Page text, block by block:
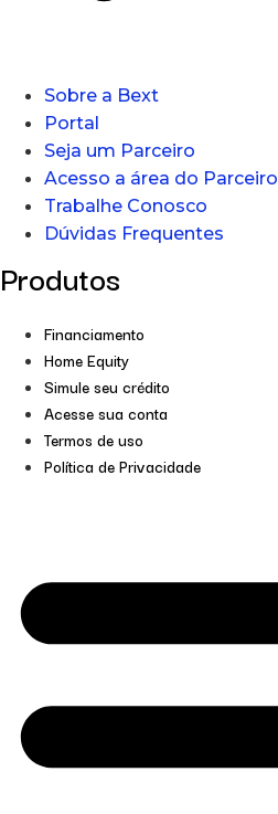
Sobre a Bext
Portal
Seja um Parceiro
Acesso a área do Parceiro
Trabalhe Conosco
Dúvidas Frequentes
Produtos
Financiamento
Home Equity
Simule seu crédito
Acesse sua conta
Termos de uso
Política de Privacidade